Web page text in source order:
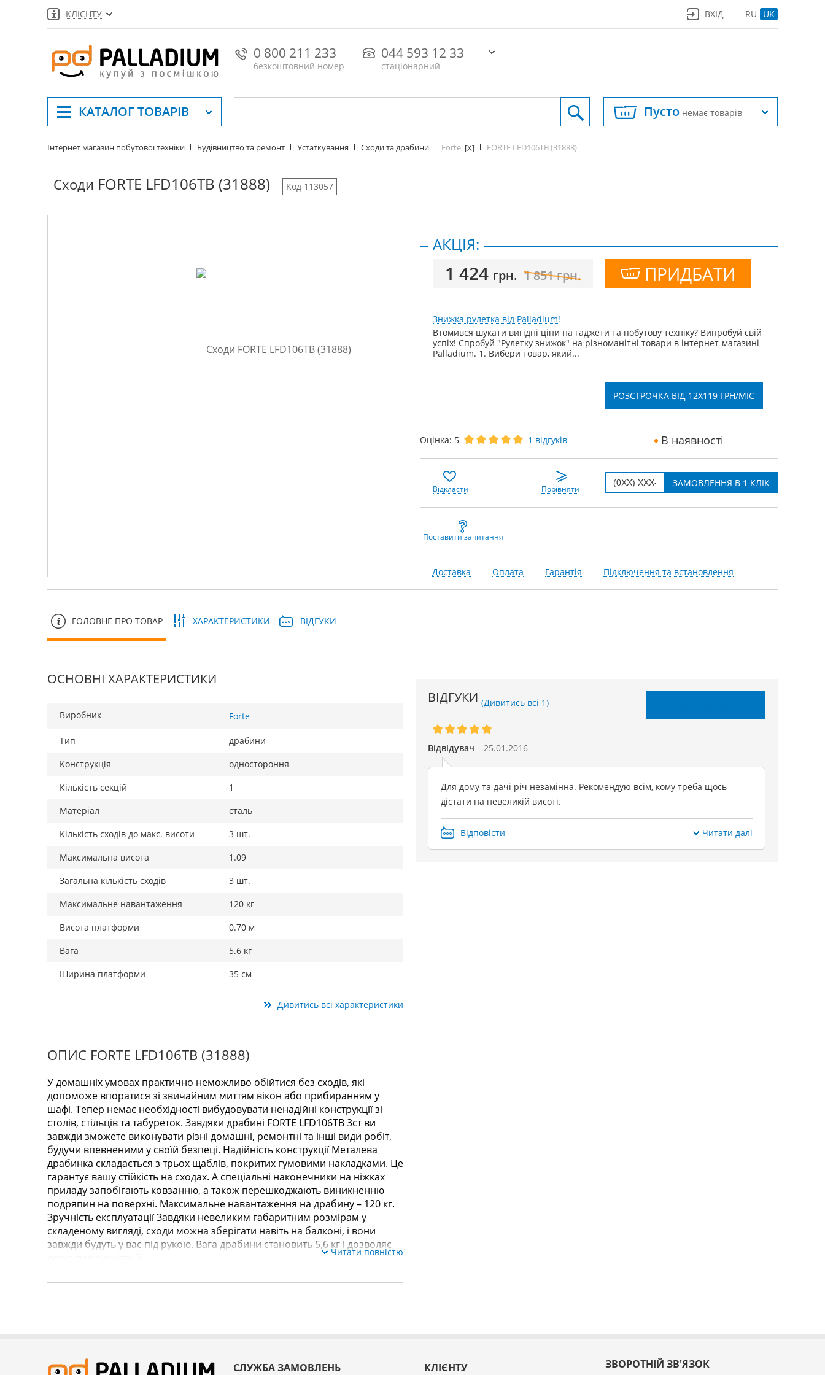
КЛІЄНТУ RU UK
ВХІД
0 800 211 233
безкоштовний номер
044 593 12 33
стаціонарний
КАТАЛОГТОВАРІВ Пусто немає товарів
Інтернет магазин побутової техніки Будівництво та ремонт Устаткування Сходи та драбини Forte [X] FORTE LFD106TB (31888)
Сходи FORTE LFD106TB (31888) Код 113057
1 424 грн. 1 851грн. ПРИДБАТИ
АКЦІЯ:
Знижка рулетка від Palladium!
Втомився шукати вигідні ціни на гаджети та побутову техніку? Випробуй свій
успіх! Спробуй "Рулетку знижок" на різноманітні товари в інтернет-магазині
Palladium. 1. Вибери товар, який...
РОЗСТРОЧКА ВІД 12X119 ГРН/МІС
Оцінка: 5 1 відгуків В наявності
Відкласти Порівняти
Поставити запитання
Доставка Оплата Гарантія Підключення та встановлення
ГОЛОВНЕ ПРО ТОВАР ХАРАКТЕРИСТИКИ ВІДГУКИ
ОСНОВНІ ХАРАКТЕРИСТИКИ
Виробник Forte
Тип
драбини
Конструкція
одностороння
Кількість секцій
1
Матеріал
сталь
Кількість сходів до макс. висоти
3 шт.
Максимальна висота
1.09
Загальна кількість сходів
3 шт.
Максимальне навантаження
120 кг
Висота платформи
0.70 м
Вага
5.6 кг
Ширина платформи
35 см
Дивитись всі характеристики
ОПИС FORTE LFD106TB (31888)
У домашніх умовах практично неможливо обійтися без сходів, які
допоможе впоратися зі звичайним миттям вікон або прибиранням у
шафі. Тепер немає необхідності вибудовувати ненадійні конструкції зі
столів, стільців та табуреток. Завдяки драбині FORTE LFD106TB 3ст ви
завжди зможете виконувати різні домашні, ремонтні та інші види робіт,
будучи впевненими у своїй безпеці. Надійність конструкції Металева
драбинка складається з трьох щаблів, покритих гумовими накладками. Це
гарантує вашу стійкість на сходах. А спеціальні наконечники на ніжках
приладу запобігають ковзанню, а також перешкоджають виникненню
подряпин на поверхні. Максимальне навантаження на драбину – 120 кг.
Зручність експлуатації Завдяки невеликим габаритним розмірам у
складеному вигляді, сходи можна зберігати навіть на балконі, і вони
завжди будуть у вас під рукою. Вага драбини становить 5,6 кг і дозволяє
Читати повністю
ВІДГУКИ (Дивитись всі 1)
Відвідувач – 25.01.2016
Для дому та дачі річ незамінна. Рекомендую всім, кому треба щось
дістати на невеликій висоті.
Відповісти Читати далі
СЛУЖБА ЗАМОВЛЕНЬ КЛІЄНТУ ЗВОРОТНІЙ ЗВ'ЯЗОК